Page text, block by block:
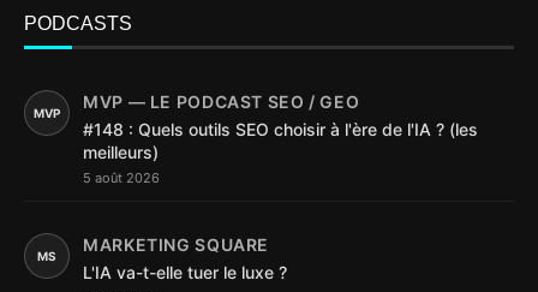
PODCASTS
MVP
MVP — LE PODCAST SEO / GEO
#148 : Quels outils SEO choisir à l'ère de l'IA ? (les
meilleurs)
5 août 2026
MS
MARKETING SQUARE
L'IA va-t-elle tuer le luxe ?